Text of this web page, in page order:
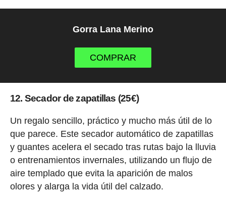
Gorra Lana Merino
COMPRAR
12. Secador de zapatillas (25€)
Un regalo sencillo, práctico y mucho más útil de lo
que parece. Este secador automático de zapatillas
y guantes acelera el secado tras rutas bajo la lluvia
o entrenamientos invernales, utilizando un flujo de
aire templado que evita la aparición de malos
olores y alarga la vida útil del calzado.